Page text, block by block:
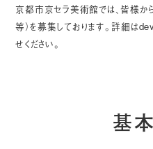
京都市京セラ美術館では、皆様か
等）を募集しております。詳細は
せください。
基